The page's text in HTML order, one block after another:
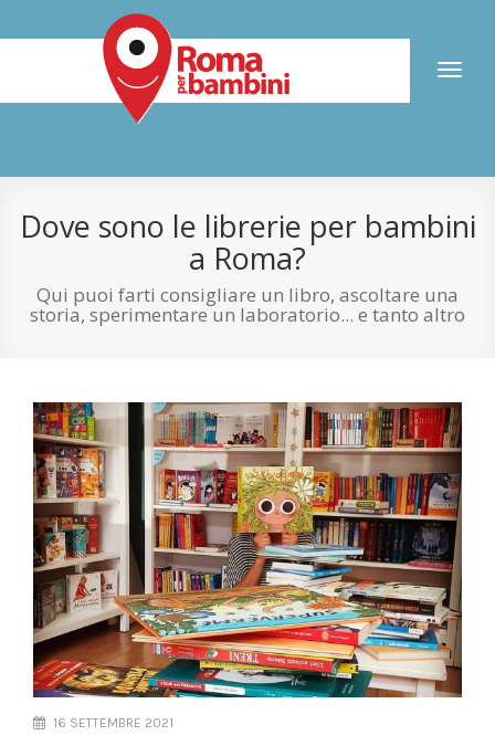
Toggle
Dove sono le librerie per bambini
a Roma?
Qui puoi farti consigliare un libro, ascoltare una
storia, sperimentare un laboratorio... e tanto altro
16 SETTEMBRE 2021